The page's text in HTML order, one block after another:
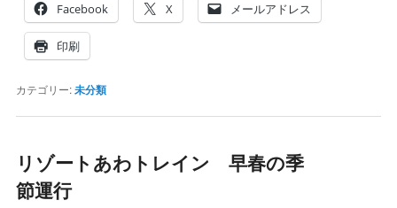
Facebook
X メールアドレス
印刷
カテゴリー:未分類
リゾートあわトレイン 早春の季
節運行